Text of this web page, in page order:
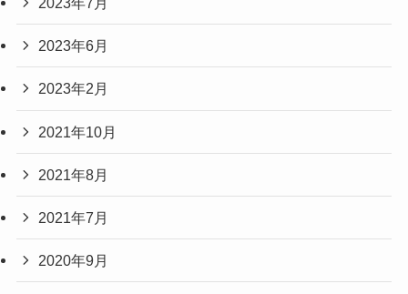
2023年6月
2023年2月
2021年10月
2021年8月
2021年7月
2020年9月